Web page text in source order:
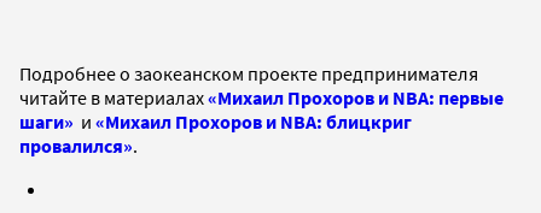
Подробнее о заокеанском проекте предпринимателя
читайте в материалах«Михаил Прохоров и NBA: первые
шаги» и «Михаил Прохоров и NBA: блицкриг
провалился».